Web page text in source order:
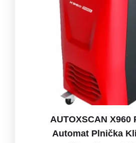
AUTOXSCAN X960
Automat Plnička